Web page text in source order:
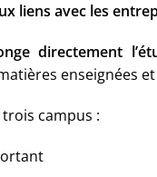
liens avec les
directement
enseignées
trois campus :